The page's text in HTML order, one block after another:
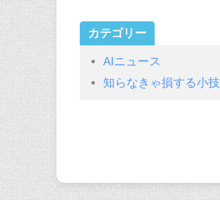
カテゴリー
AIニュース
知らなきゃ損する小技